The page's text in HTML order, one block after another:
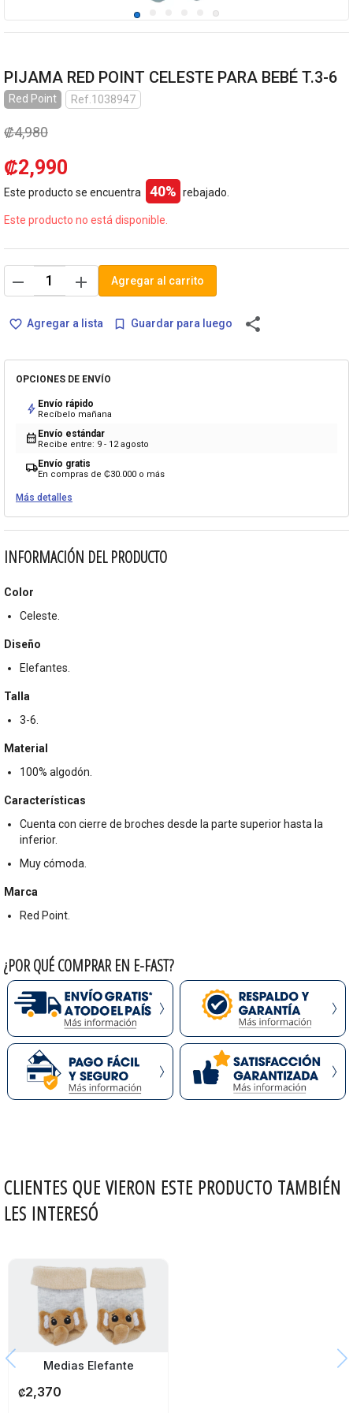
PIJAMA RED POINT CELESTE PARA BEBÉ T.3-6
Red Point Ref.1038947
₡4,980
₡2,990
Este producto se encuentra 40% rebajado.
Este producto no está disponible.
remove add Agregar al carrito
favorite_border Agregar a lista bookmark_border Guardar para luego share
OPCIONES DE ENVÍO
bolt Envío rápido
Recíbelo mañana
calendar_month Envío estándar
Recibe entre: 9 - 12 agosto
local_shippingEnvío gratis
En compras de ₡30.000 o más
Más detalles
INFORMACIÓN DEL PRODUCTO
Color
Celeste.
Diseño
Elefantes.
Talla
3-6.
Material
100% algodón.
Características
Cuenta con cierre de broches desde la parte superior hasta la
inferior.
Muy cómoda.
Marca
Red Point.
¿POR QUÉ COMPRAR EN E-FAST?
CLIENTES QUE VIERON ESTE PRODUCTO TAMBIÉN
LES INTERESÓ
Medias Elefante
₡2,370